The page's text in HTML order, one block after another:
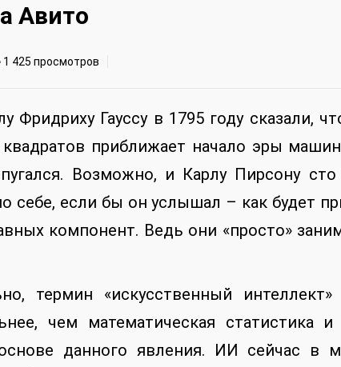
Авито
425 просмотров
Фридриху Гауссу в 1795 году сказали,
приближает начало эры
Возможно, и Карлу Пирсону
себе, если бы он услышал – как будет
компонент. Ведь они «просто»
термин «искусственный
чем математическая статистика
данного явления. ИИ сейчас в